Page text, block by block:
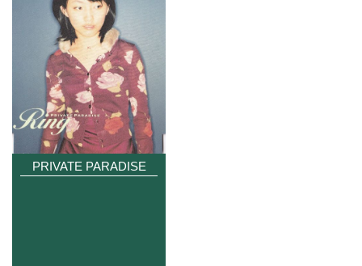
PRIVATE PARADISE